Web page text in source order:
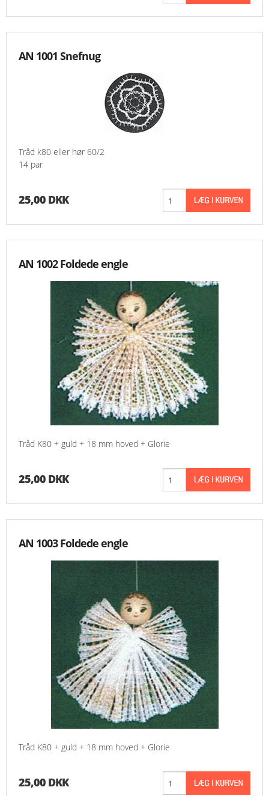
OM OS
AN 1001 Snefnug
Tråd k80 eller hør 60/2
14 par
25,00 DKK
AN 1002 Foldede engle
Tråd K80 + guld + 18 mm hoved + Glorie
25,00 DKK
AN 1003 Foldede engle
Tråd K80 + guld + 18 mm hoved + Glorie
25,00 DKK